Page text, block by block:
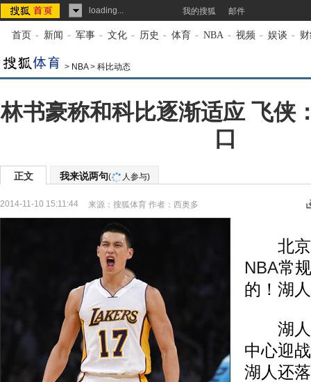
loading... 我的搜狐 邮件
首页 - 新闻 - 军事 - 文化 - 历史 - 体育 - NBA - 视频 - 娱谈 -
> NBA> 科比动态
林书豪称和科比逐渐适应 飞侠
口
正文 我来说两句( 人参与)
2014-11-10 15:11:44 来源： 搜狐体育 作者：西奥多
北京
NBA常
的！湖
湖人
中心迎
湖人还